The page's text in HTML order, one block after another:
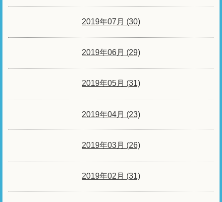
2019年07月 (30)
2019年06月 (29)
2019年05月 (31)
2019年04月 (23)
2019年03月 (26)
2019年02月 (31)